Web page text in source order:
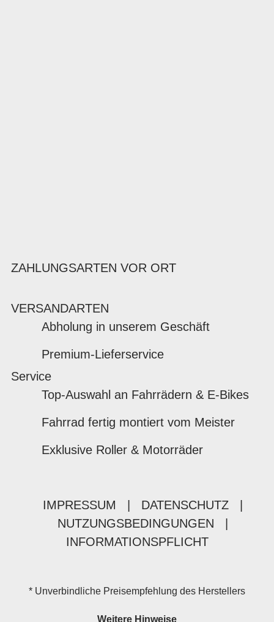
ZAHLUNGSARTEN VOR ORT
VERSANDARTEN
Abholung in unserem Geschäft
Premium-Lieferservice
Service
Top-Auswahl an Fahrrädern & E-Bikes
Fahrrad fertig montiert vom Meister
Exklusive Roller & Motorräder
IMPRESSUM DATENSCHUTZ
NUTZUNGSBEDINGUNGEN
INFORMATIONSPFLICHT
* Unverbindliche Preisempfehlung des Herstellers
Weitere Hinweise